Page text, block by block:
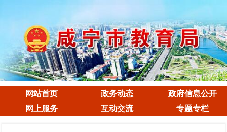
网站首页 政务动态
政府信息公开
网上服务
互动交流 专题专栏